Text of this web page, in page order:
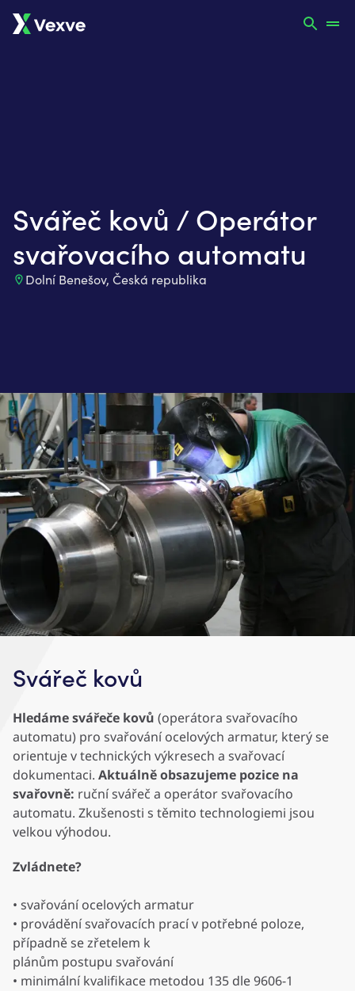
Svářeč kovů / Operátor
svařovacího automatu
Dolní Benešov, Česká republika
Svářeč kovů
Hledáme svářeče kovů (operátora svařovacího
automatu) pro svařování ocelových armatur, který se
orientuje v technických výkresech a svařovací
dokumentaci. Aktuálně obsazujeme pozice na
svařovně: ruční svářeč a operátor svařovacího
automatu. Zkušenosti s těmito technologiemi jsou
velkou výhodou.
Zvládnete?
• svařování ocelových armatur
• provádění svařovacích prací v potřebné poloze,
případně se zřetelem k
plánům postupu svařování
• minimální kvalifikace metodou 135 dle 9606-1